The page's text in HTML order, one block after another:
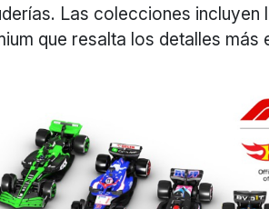
Las colecciones
que resalta los detalles